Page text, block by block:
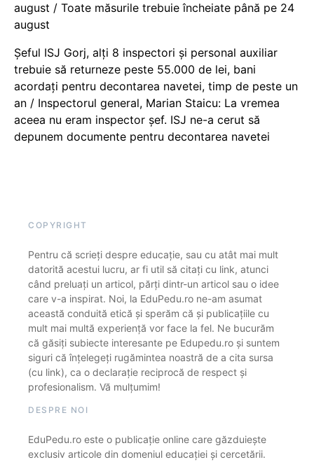
august / Toate măsurile trebuie încheiate până pe 24
august
Șeful ISJ Gorj, alți 8 inspectori și personal auxiliar
trebuie să returneze peste 55.000 de lei, bani
acordați pentru decontarea navetei, timp de peste un
an / Inspectorul general, Marian Staicu: La vremea
aceea nu eram inspector șef. ISJ ne-a cerut să
depunem documente pentru decontarea navetei
COPYRIGHT
Pentru că scrieți despre educație, sau cu atât mai mult
datorită acestui lucru, ar fi util să citați cu link, atunci
când preluați un articol, părți dintr-un articol sau o idee
care v-a inspirat. Noi, la EduPedu.ro ne-am asumat
această conduită etică și sperăm că și publicațiile cu
mult mai multă experiență vor face la fel. Ne bucurăm
că găsiți subiecte interesante pe Edupedu.ro și suntem
siguri că înțelegeți rugămintea noastră de a cita sursa
(cu link), ca o declarație reciprocă de respect și
profesionalism. Vă mulțumim!
DESPRE NOI
EduPedu.ro este o publicație online care găzduiește
exclusiv articole din domeniul educației și cercetării.